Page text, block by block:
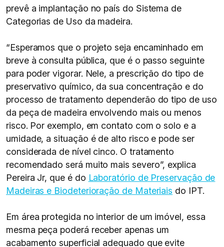
prevê a implantação no país do Sistema de
Categorias de Uso da madeira.
“Esperamos que o projeto seja encaminhado em
breve à consulta pública, que é o passo seguinte
para poder vigorar. Nele, a prescrição do tipo de
preservativo químico, da sua concentração e do
processo de tratamento dependerão do tipo de uso
da peça de madeira envolvendo mais ou menos
risco. Por exemplo, em contato com o solo e a
umidade, a situação é de alto risco e pode ser
considerada de nível cinco. O tratamento
recomendado será muito mais severo”, explica
Pereira Jr, que é do Laboratório de Preservação de
Madeiras e Biodeterioração de Materiais do IPT.
Em área protegida no interior de um imóvel, essa
mesma peça poderá receber apenas um
acabamento superficial adequado que evite